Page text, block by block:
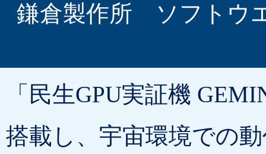
鎌倉製作所 ソフトウ
「民生GPU実証機
搭載し、宇宙環境での